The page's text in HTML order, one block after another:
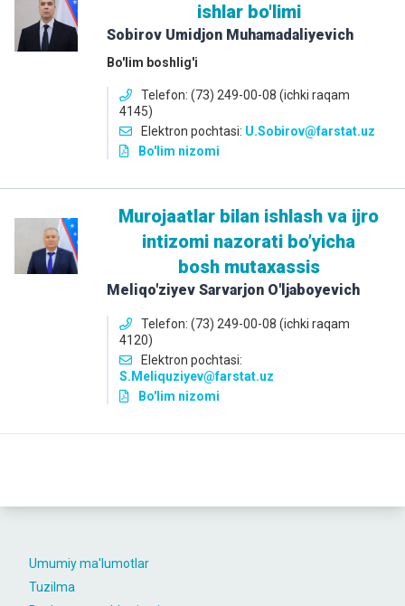
Umumiy ma'lumotlar
Tuzilma
ishlar bo'limi
Sobirov Umidjon Muhamadaliyevich
Bo'lim boshlig'i
Telefon: (73) 249-00-08 (ichki raqam
4145)
Elektron pochtasi: U.Sobirov@farstat.uz
Bo'lim nizomi
Murojaatlar bilan ishlash va ijro
intizomi nazorati boʼyicha
bosh mutaxassis
Meliqo'ziyev Sarvarjon O'ljaboyevich
Telefon: (73) 249-00-08 (ichki raqam
4120)
Elektron pochtasi:
S.Meliquziyev@farstat.uz
Bo'lim nizomi